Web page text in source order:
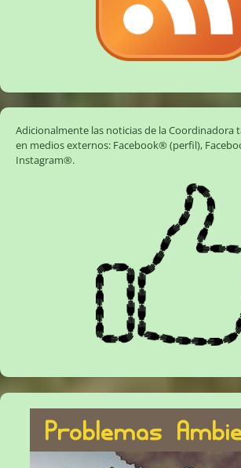
Adicionalmente las noticias de la Coordinadora
en medios externos: Facebook® (perfil),
Instagram®.